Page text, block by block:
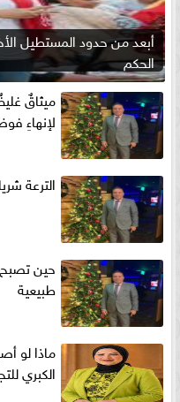
أبعد من حدود المستطيل
الحكم
ميثاقٌ
لإنهاءِ
الترعة
حين تصبح
طبيعية
ماذا لو
الكبري